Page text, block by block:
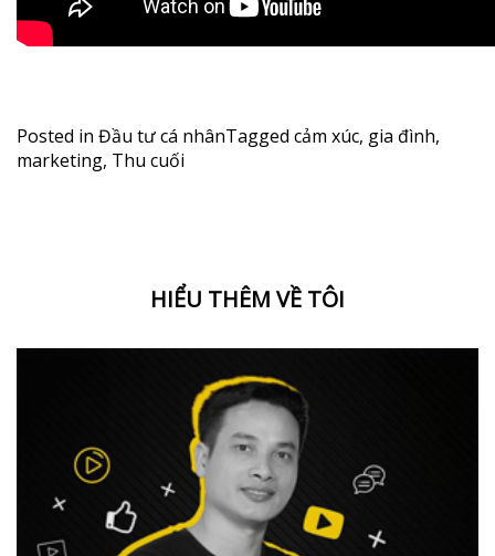
Posted in Đầu tư cá nhânTagged cảm xúc, gia đình,
marketing, Thu cuối
HIỂU THÊM VỀ TÔI